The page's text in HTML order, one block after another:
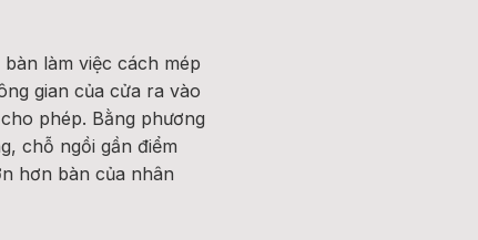
làm việc cách mép
gian của cửa ra vào
phép. Bằng phương
chỗ ngồi gần điểm
hơn bàn của nhân